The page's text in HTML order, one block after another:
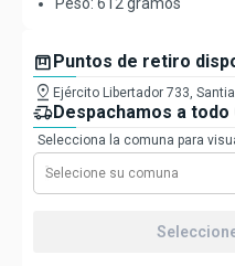
boxPuntos de retiro
pin_drop Ejército Libertador 733,
delivery_truck_speedDespachamos a todo
Selecciona la comuna para
Selecione su comuna